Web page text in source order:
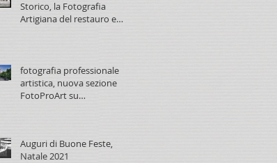
Storico, la Fotografia
Artigiana del restauro e
fotografia professionale
artistica, nuova sezione
FotoProArt su
Auguri di Buone Feste,
Natale 2021